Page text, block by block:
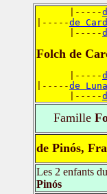
      |-----
|-----de
      |-----
Folch de
      |-----
|-----de
      |-----
Famille
de Pinós,
Les 2 enfants
Pinós